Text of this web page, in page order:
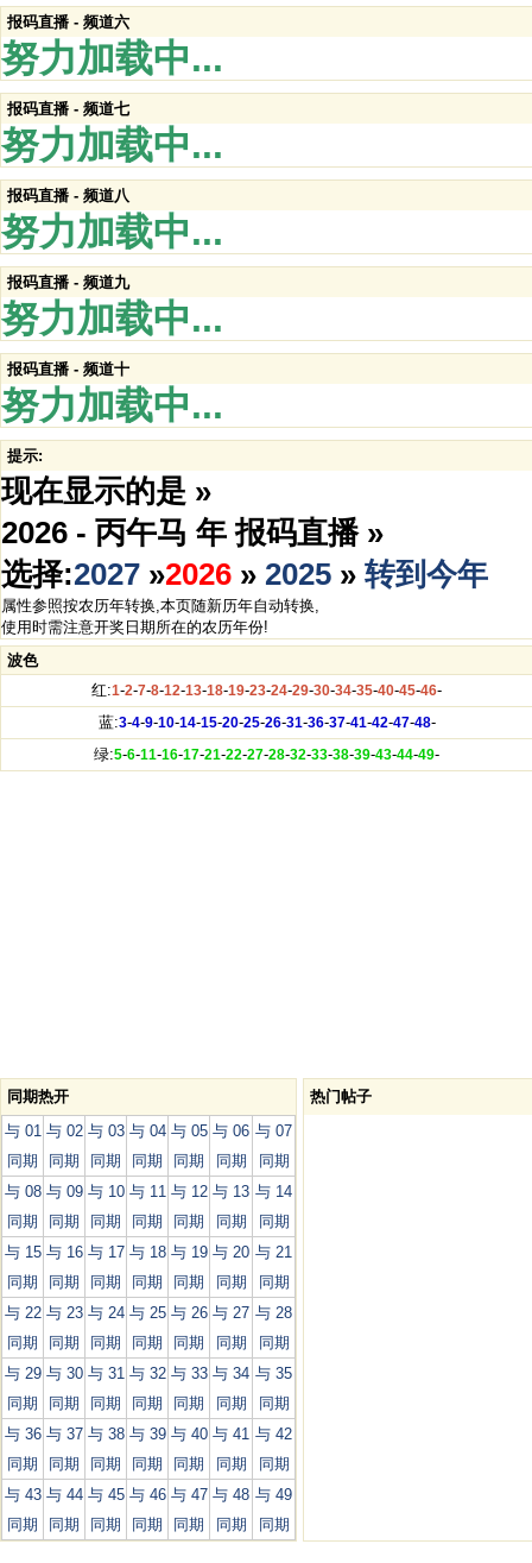
报码直播 - 频道六
努力加载中...
报码直播 - 频道七
努力加载中...
报码直播 - 频道八
努力加载中...
报码直播 - 频道九
努力加载中...
报码直播 - 频道十
努力加载中...
提示:
现在显示的是 »
2026 - 丙午马 年 报码直播 »
选择:2027 »2026 » 2025 » 转到今年
属性参照按农历年转换,本页随新历年自动转换,
使用时需注意开奖日期所在的农历年份!
波色
红:1-2-7-8-12-13-18-19-23-24-29-30-34-35-40-45-46-
蓝:3-4-9-10-14-15-20-25-26-31-36-37-41-42-47-48-
绿:5-6-11-16-17-21-22-27-28-32-33-38-39-43-44-49-
同期热开
与 01
同期
与 02
同期
与 03
同期
与 04
同期
与 05
同期
与 06
同期
与 07
同期
与 08
同期
与 09
同期
与 10
同期
与 11
同期
与 12
同期
与 13
同期
与 14
同期
与 15
同期
与 16
同期
与 17
同期
与 18
同期
与 19
同期
与 20
同期
与 21
同期
与 22
同期
与 23
同期
与 24
同期
与 25
同期
与 26
同期
与 27
同期
与 28
同期
与 29
同期
与 30
同期
与 31
同期
与 32
同期
与 33
同期
与 34
同期
与 35
同期
与 36
同期
与 37
同期
与 38
同期
与 39
同期
与 40
同期
与 41
同期
与 42
同期
与 43
同期
与 44
同期
与 45
同期
与 46
同期
与 47
同期
与 48
同期
与 49
同期
热门帖子